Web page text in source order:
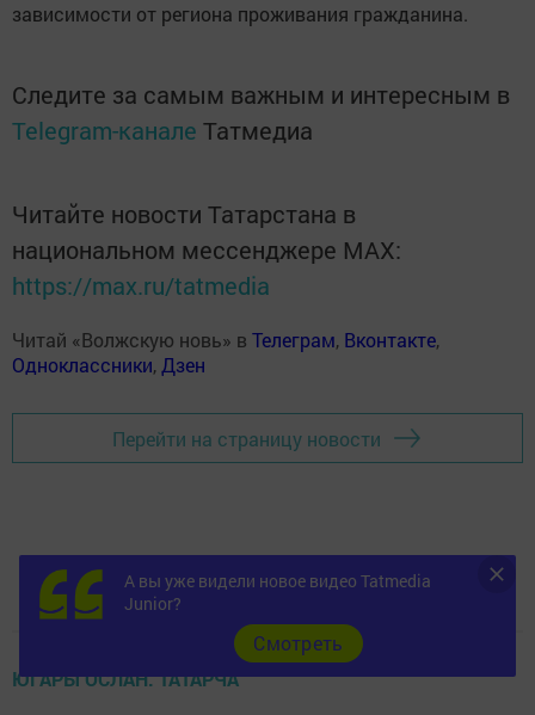
зависимости от региона проживания гражданина.
Следите за самым важным и интересным в
Telegram-канале Татмедиа
Читайте новости Татарстана в
национальном мессенджере MАХ:
https://max.ru/tatmedia
Читай «Волжскую новь» в Телеграм, Вконтакте,
Одноклассники, Дзен
Перейти на страницу новости
ЮГАРЫ ОСЛАН. ТАТАРЧА
А вы уже видели новое видео Tatmedia
Junior?
Cмотреть